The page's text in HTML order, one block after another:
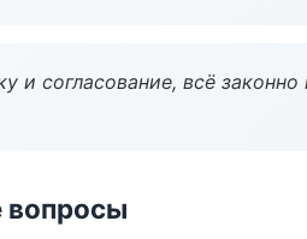
и согласование, всё
вопросы